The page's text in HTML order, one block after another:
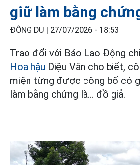
giữ làm bằng
ĐÔNG DU | 27/07/2026 - 18:53
Trao đổi với Báo Lao Động
Hoa hậu Diệu Vân cho biết,
miện từng được công bố có
làm bằng chứng là... đồ giả.